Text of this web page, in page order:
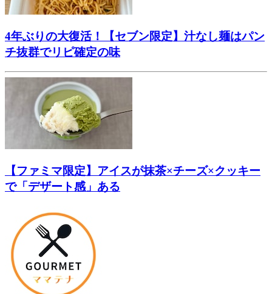
4年ぶりの大復活！【セブン限定】汁なし麺はパン
チ抜群でリピ確定の味
【ファミマ限定】アイスが抹茶×チーズ×クッキー
で「デザート感」ある